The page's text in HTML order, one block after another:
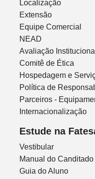
Localização
Extensão
Equipe Comercial
NEAD
Avaliação Institucional
Comitê de Ética
Hospedagem e
Política de
Parceiros -
Internacionalização
Estude na
Vestibular
Manual do Canditado
Guia do Aluno